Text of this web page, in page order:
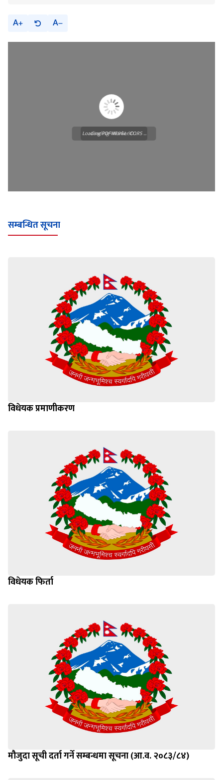
A A
Loading WEBGL 3D ...
Loading PDF Worker CORS ...
सम्बन्धित सूचना
विधेयक प्रमाणीकरण
विधेयक फिर्ता
मौजुदा सूची दर्ता गर्ने सम्बन्धमा सूचना (आ.व. २०८३/८४)